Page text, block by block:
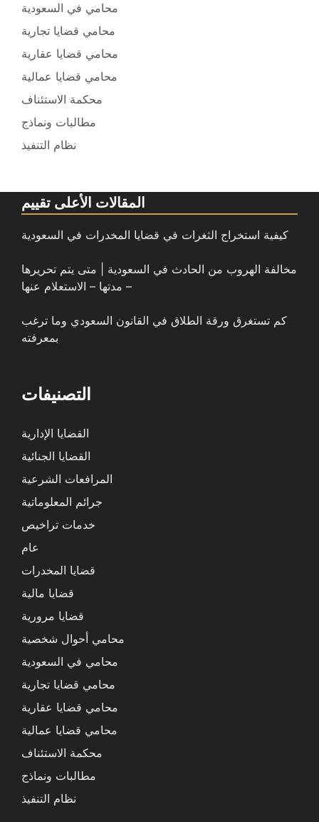
محامي في السعودية
محامي قضايا تجارية
محامي قضايا عقارية
محامي قضايا عمالية
محكمة الاستئناف
مطالبات ونماذج
نظام التنفيذ
المقالات الأعلى تقييم
كيفية استخراج الثغرات في قضايا المخدرات في السعودية
مخالفة الهروب من الحادث في السعودية | متى يتم تحريرها
– مدتها – الاستعلام عنها
كم تستغرق ورقة الطلاق في القانون السعودي وما ترغب
بمعرفته
التصنيفات
القضايا الإدارية
القضايا الجنائية
المرافعات الشرعية
جرائم المعلوماتية
خدمات تراخيص
عام
قضايا المخدرات
قضايا مالية
قضايا مرورية
محامي أحوال شخصية
محامي في السعودية
محامي قضايا تجارية
محامي قضايا عقارية
محامي قضايا عمالية
محكمة الاستئناف
مطالبات ونماذج
نظام التنفيذ